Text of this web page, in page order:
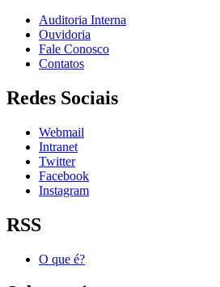
Auditoria Interna
Ouvidoria
Fale Conosco
Contatos
Redes Sociais
Webmail
Intranet
Twitter
Facebook
Instagram
RSS
O que é?